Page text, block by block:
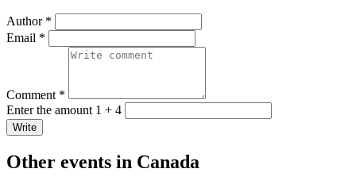
Author *
Email *
Comment *
Enter the amount 1 + 4
Write
Other events in Canada